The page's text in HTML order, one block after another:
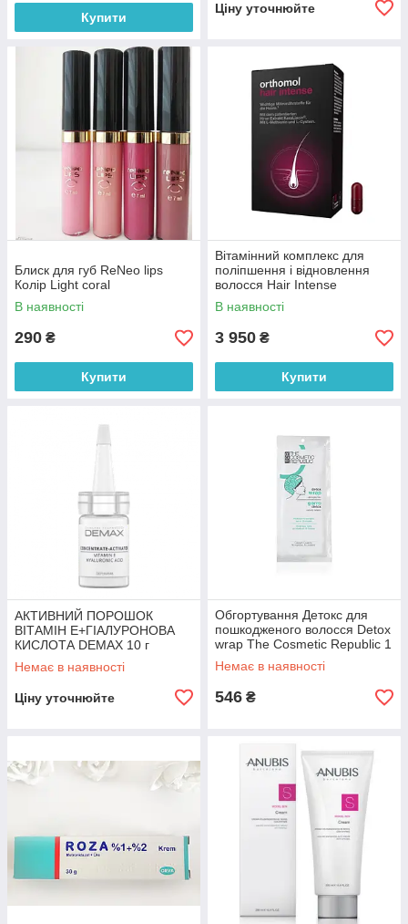
Купити
Ціну уточнюйте
Блиск для губ ReNeo lips
Колір Light coral
В наявності
290 ₴
Купити
Вітамінний комплекс для
поліпшення і відновлення
волосся Hair Intense
Orthomol 60 шт
В наявності
3 950 ₴
Купити
АКТИВНИЙ ПОРОШОК
ВІТАМІН Е+ГІАЛУРОНОВА
КИСЛОТА DEMAX 10 г
Немає в наявності
Ціну уточнюйте
Обгортування Детокс для
пошкодженого волосся Detox
wrap The Cosmetic Republic 1
шт
Немає в наявності
546 ₴